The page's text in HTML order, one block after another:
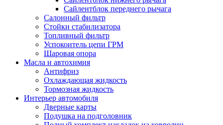
Сайлентблок переднего рычага
Салонный фильтр
Стойки стабилизатора
Топливный фильтр
Успокоитель цепи ГРМ
Шаровая опора
Масла и автохимия
Антифриз
Охлаждающая жидкость
Тормозная жидкость
Интерьер автомобиля
Дверные карты
Подушка на подголовник